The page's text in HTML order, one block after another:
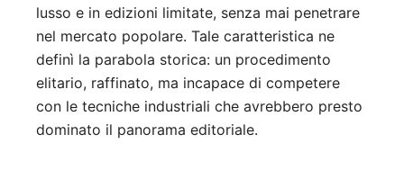
lusso e in edizioni limitate, senza mai penetrare
nel mercato popolare. Tale caratteristica ne
definì la parabola storica: un procedimento
elitario, raffinato, ma incapace di competere
con le tecniche industriali che avrebbero presto
dominato il panorama editoriale.